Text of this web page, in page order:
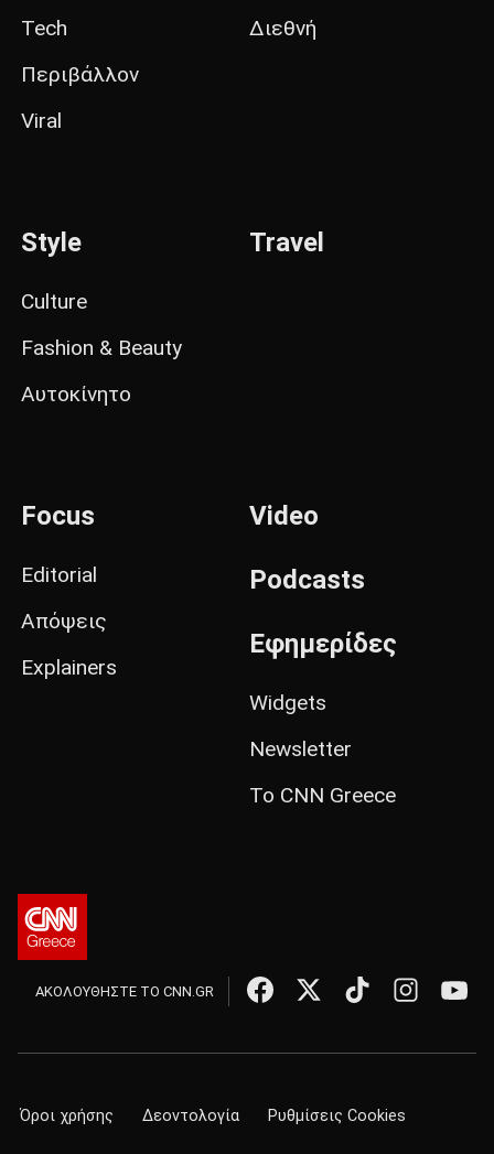
Tech
Περιβάλλον
Viral
Διεθνή
Style
Culture
Fashion & Beauty
Αυτοκίνητο
Travel
Focus
Editorial
Απόψεις
Explainers
Video
Podcasts
Εφημερίδες
Widgets
Newsletter
Το CNN Greece
ΑΚΟΛΟΥΘΗΣΤΕ ΤΟ CNN.GR
Όροι χρήσης Δεοντολογία Ρυθμίσεις Cookies